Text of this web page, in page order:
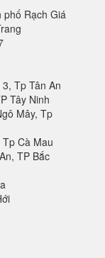
phố Rạch Giá
Tp Tân An
Tây Ninh
Mây, Tp
Cà Mau
TP Bắc